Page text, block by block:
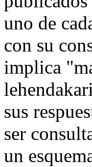
uno de
con su
implica
sus
ser
un